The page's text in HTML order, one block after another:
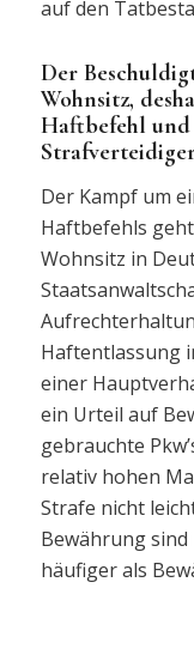
auf den
Der
Wohnsitz,
Haftbefehl
Der Kampf um
Haftbefehls
Wohnsitz in
Haftentlassung
einer
ein Urteil auf
gebrauchte
relativ hohen
Strafe nicht
Bewährung sind
häufiger als